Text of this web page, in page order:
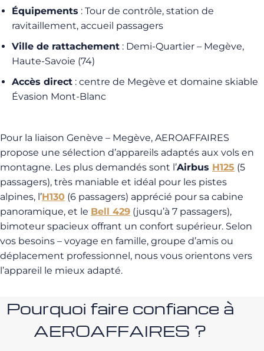
Équipements : Tour de contrôle, station de
ravitaillement, accueil passagers
Ville de rattachement : Demi-Quartier – Megève,
Haute-Savoie (74)
Accès direct : centre de Megève et domaine skiable
Évasion Mont-Blanc
Pour la liaison Genève – Megève, AEROAFFAIRES
propose une sélection d’appareils adaptés aux vols en
montagne. Les plus demandés sont l’Airbus H125 (5
passagers), très maniable et idéal pour les pistes
alpines, l’H130 (6 passagers) apprécié pour sa cabine
panoramique, et le Bell 429 (jusqu’à 7 passagers),
bimoteur spacieux offrant un confort supérieur. Selon
vos besoins – voyage en famille, groupe d’amis ou
déplacement professionnel, nous vous orientons vers
l’appareil le mieux adapté.
Pourquoi faire confiance à
AEROAFFAIRES ?